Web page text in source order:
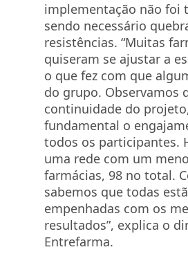
implementação não foi
sendo necessário
resistências. “Muitas
quiseram se ajustar a
o que fez com que
do grupo. Observamos
continuidade do
fundamental o
todos os participantes.
uma rede com um
farmácias, 98 no total.
sabemos que todas
empenhadas com os
resultados”, explica o
Entrefarma.